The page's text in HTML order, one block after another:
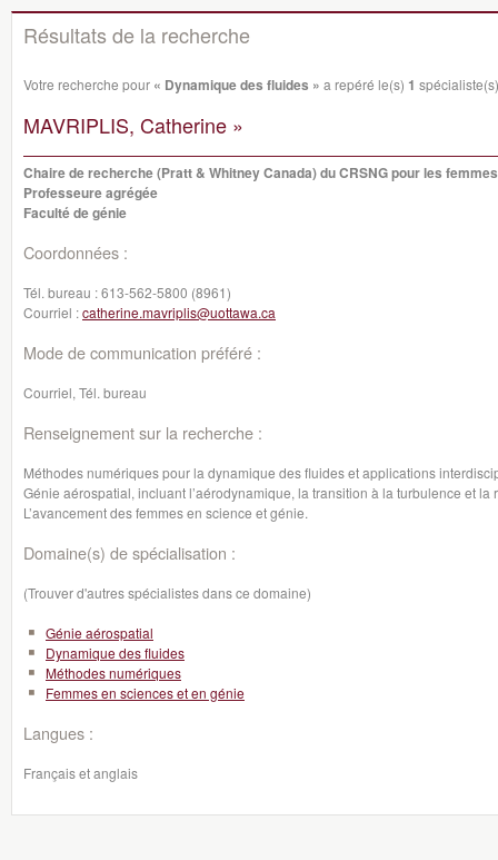
Résultats de la recherche
Votre recherche pour « Dynamique des fluides » a repéré le(s) 1
MAVRIPLIS, Catherine »
Chaire de recherche (Pratt & Whitney Canada) du CRSNG pour les
Professeure agrégée
Faculté de génie
Coordonnées :
Tél. bureau :613-562-5800 (8961)
Courriel :catherine.mavriplis@uottawa.ca
Mode de communication préféré :
Courriel, Tél. bureau
Renseignement sur la recherche :
Méthodes numériques pour la dynamique des fluides et applications
Génie aérospatial, incluant l’aérodynamique, la transition à la turbulence et la
L’avancement des femmes en science et génie.
Domaine(s) de spécialisation :
(Trouver d'autres spécialistes dans ce domaine)
Génie aérospatial
Dynamique des fluides
Méthodes numériques
Femmes en sciences et en génie
Langues :
Français et anglais